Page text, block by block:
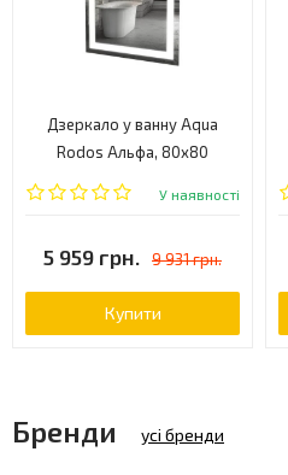
Дзеркало у ванну Aqua
Rodos Альфа, 80x80
(АР000001216)
У наявності
5 959 грн. 9 931 грн.
Купити
Бренди усі бренди